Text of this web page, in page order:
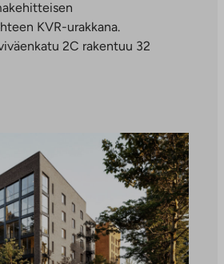
KVR-urakkana.
2C rakentuu 32